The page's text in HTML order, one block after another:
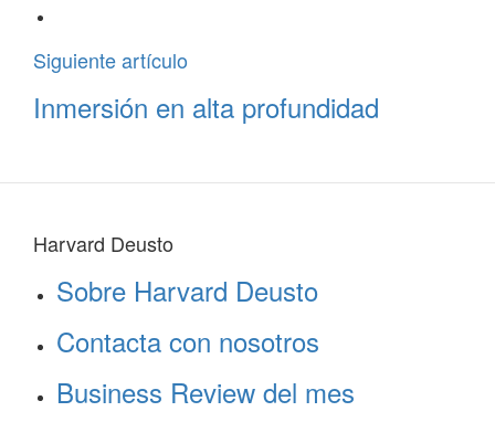
Siguiente artículo
Inmersión en alta profundidad
Harvard Deusto
Sobre Harvard Deusto
Contacta con nosotros
Business Review del mes